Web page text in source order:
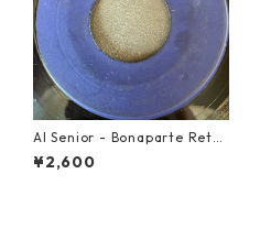
Al Senior - Bonaparte Retre
at【7-21861】
¥2,600